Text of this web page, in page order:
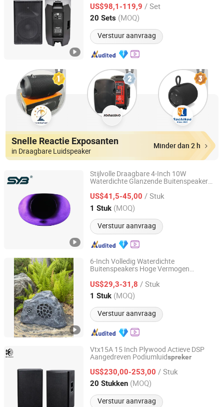
US$98,1-119,9 / Set
20 Sets (MOQ)
Verstuur aanvraag
Zhejiang, China Sinds 2026
Snelle Reactie Exposanten
in Draagbare Luidspeaker
Minder dan 2 h
Stijlvolle Draagbare 4-Inch 10W
Waterdichte Glanzende Buitenspeaker
US$41,5-45,00 / Stuk
1 Stuk (MOQ)
Verstuur aanvraag
Shengyibao Music & Light Technology Co., Ltd.
Guangdong, China Sinds 2026
6-Inch Volledig Waterdichte
Buitenspeakers Hoge Vermogen
voor Buitengebruik
US$29,3-31,8 / Stuk
1 Stuk (MOQ)
Verstuur aanvraag
Shengyibao Music & Light Technology Co., Ltd.
Guangdong, China Sinds 2026
Vtx15A 15 Inch Plywood Actieve DSP
Aangedreven Podiumluidspreker
US$230,00-253,00 / Stuk
20 Stukken (MOQ)
Verstuur aanvraag
Kangzheng Acoustics (Zhejiang) Co., Ltd.
Zhejiang, China Sinds 2026